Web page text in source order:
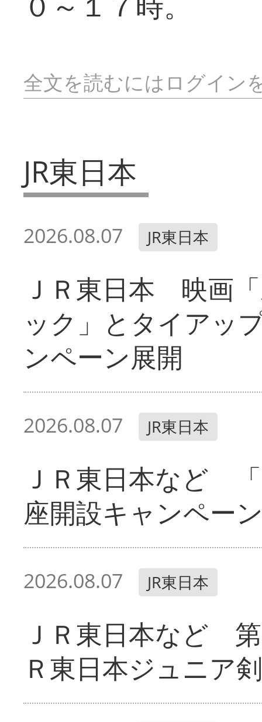
全文を読むにはログイン
JR東日本
2026.08.07 JR東日本
ＪＲ東日本 映画
ック」とタイアッ
ンペーン展開
2026.08.07 JR東日本
ＪＲ東日本など
座開設キャンペー
2026.08.07 JR東日本
ＪＲ東日本など
Ｒ東日本ジュニア